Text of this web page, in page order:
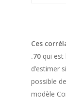
Ces
.70 qui
d’estimer
possible
modèle